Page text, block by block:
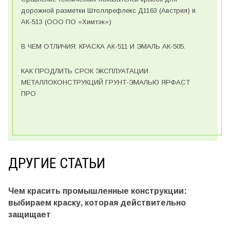
дорожной разметки Штоллрефлекс Д1163 (Австрия) и
АК-513 (ООО ПО «Химтэк»)
В ЧЕМ ОТЛИЧИЯ: КРАСКА АК-511 И ЭМАЛЬ АК-505.
КАК ПРОДЛИТЬ СРОК ЭКСПЛУАТАЦИИ
МЕТАЛЛОКОНСТРУКЦИЙ ГРУНТ-ЭМАЛЬЮ ЯРФАСТ
ПРО
ДРУГИЕ СТАТЬИ
Чем красить промышленные конструкции:
выбираем краску, которая действительно
защищает